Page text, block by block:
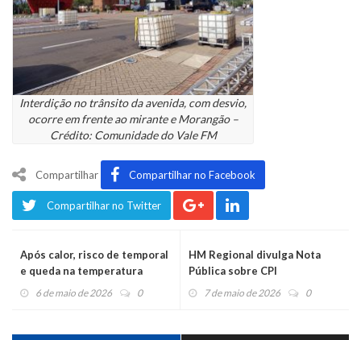
Interdição no trânsito da avenida, com desvio,
ocorre em frente ao mirante e Morangão –
Crédito: Comunidade do Vale FM
Compartilhar Compartilhar no Facebook
Compartilhar no Twitter
Após calor, risco de temporal
e queda na temperatura
6 de maio de 2026 0
HM Regional divulga Nota
Pública sobre CPI
7 de maio de 2026 0